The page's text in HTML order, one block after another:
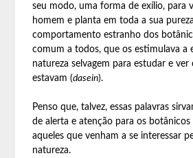
seu modo, uma forma de exílio, para
homem e planta em toda a sua
comportamento estranho dos
comum a todos, que os estimulava a
natureza selvagem para estudar e ver
estavam (dasein).
Penso que, talvez, essas palavras
de alerta e atenção para os
aqueles que venham a se interessar
natureza.